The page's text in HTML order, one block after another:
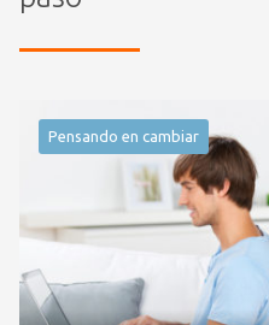
Pensando en cambiar